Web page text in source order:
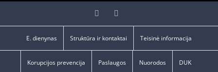
Facebook
E. dienynas Struktūra ir kontaktai Teisinė informacija
Korupcijos prevencija Paslaugos Nuorodos DUK